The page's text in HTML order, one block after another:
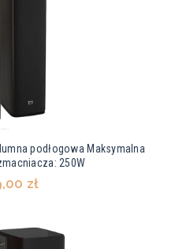
podłogowa Maksymalna
250W
zł